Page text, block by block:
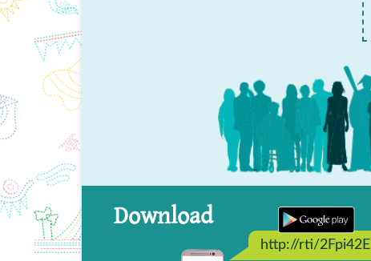
Download
http://rti/2Fpi42E